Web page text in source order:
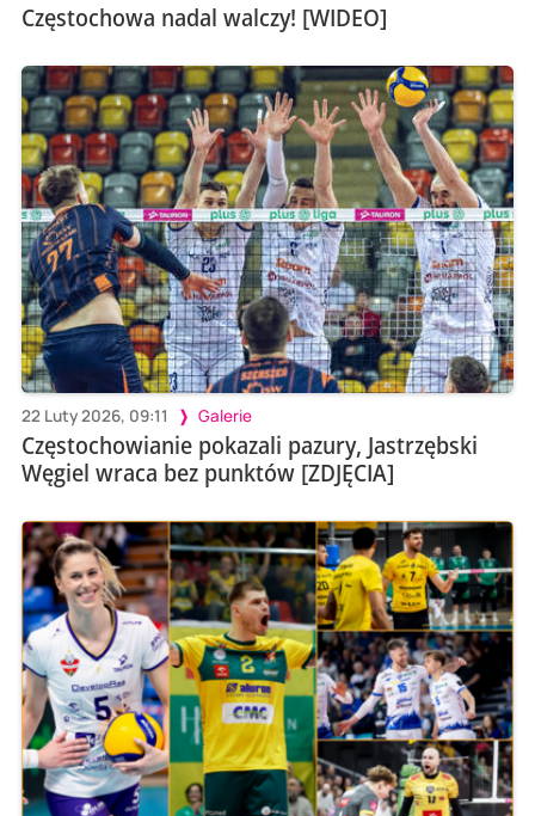
Częstochowa nadal walczy! [WIDEO]
22 Luty 2026, 09:11 Galerie
Częstochowianie pokazali pazury, Jastrzębski
Węgiel wraca bez punktów [ZDJĘCIA]